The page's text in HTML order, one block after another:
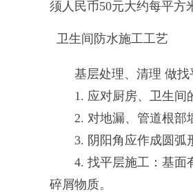
须人民币50元大约每平方
卫生间防水施工工艺
基层处理、清理 做找平
1. 应对厨房、卫生间的
2. 对地漏、管道根部墙
3. 阴阳角应作成圆弧形
4. 找平层施工：基面有
碎屑物质。